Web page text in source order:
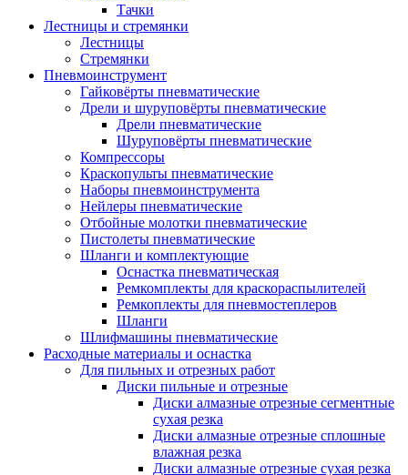
Тачки
Лестницы и стремянки
Лестницы
Стремянки
Пневмоинструмент
Гайковёрты пневматические
Дрели и шуруповёрты пневматические
Дрели пневматические
Шуруповёрты пневматические
Компрессоры
Краскопульты пневматические
Наборы пневмоинструмента
Нейлеры пневматические
Отбойные молотки пневматические
Пистолеты пневматические
Шланги и комплектующие
Оснастка пневматическая
Ремкомплекты для краскораспылителей
Ремкоплекты для пневмостеплеров
Шланги
Шлифмашины пневматические
Расходные материалы и оснастка
Для пильных и отрезных работ
Диски пильные и отрезные
Диски алмазные отрезные сегментные
сухая резка
Диски алмазные отрезные сплошные
влажная резка
Диски алмазные отрезные сухая резка